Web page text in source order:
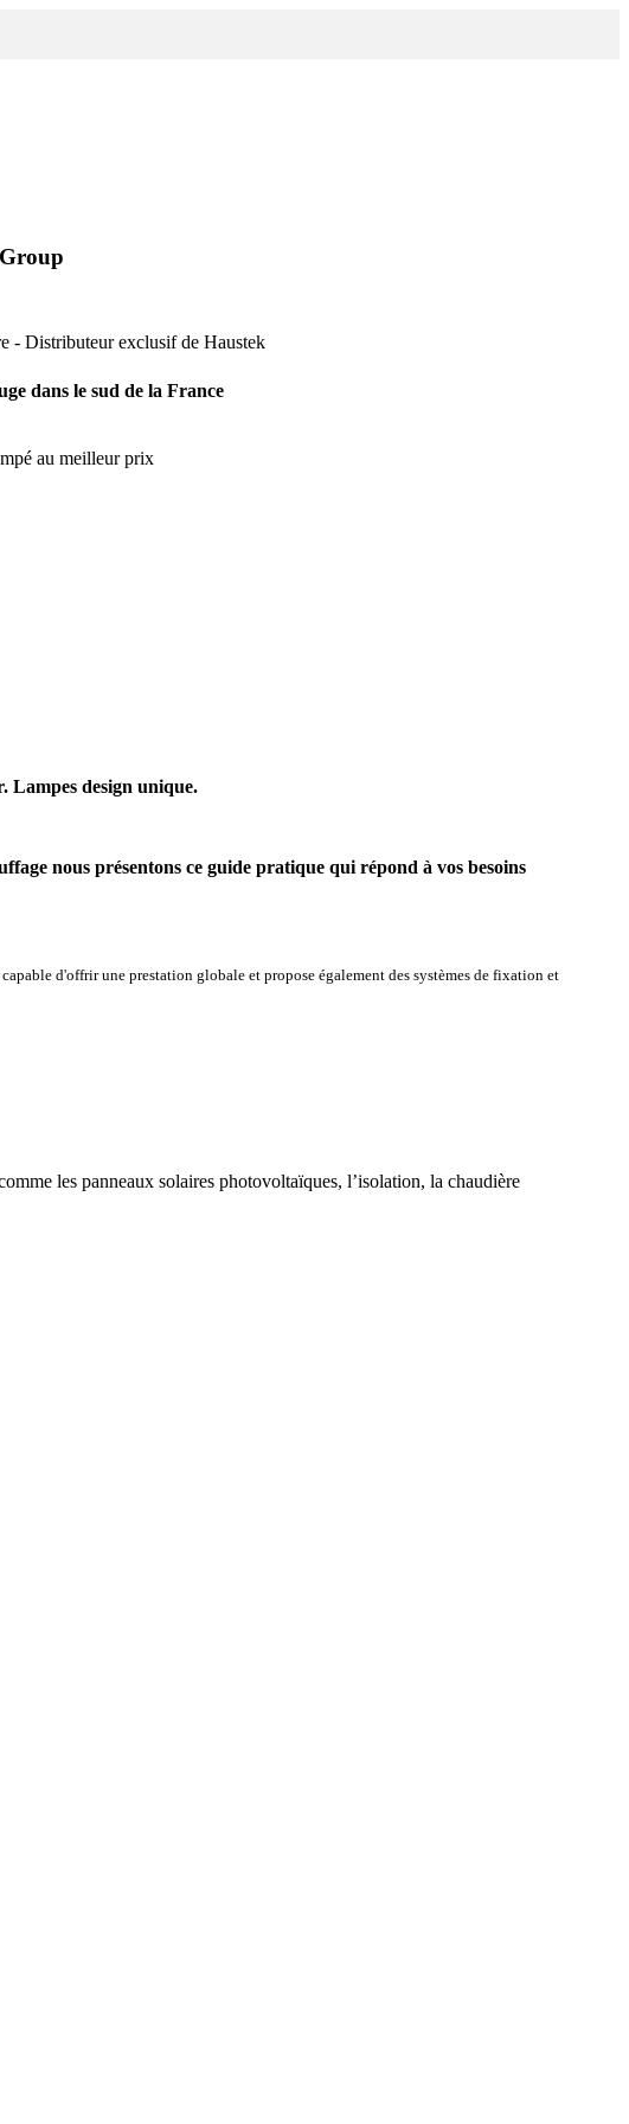
- Distributeur exclusif de Haustek
dans le sud de la France
au meilleur prix
Lampes design unique.
nous présentons ce guide pratique qui répond à vos besoins
d'offrir une prestation globale et propose également des systèmes de fixation et
les panneaux solaires photovoltaïques, l’isolation, la chaudière